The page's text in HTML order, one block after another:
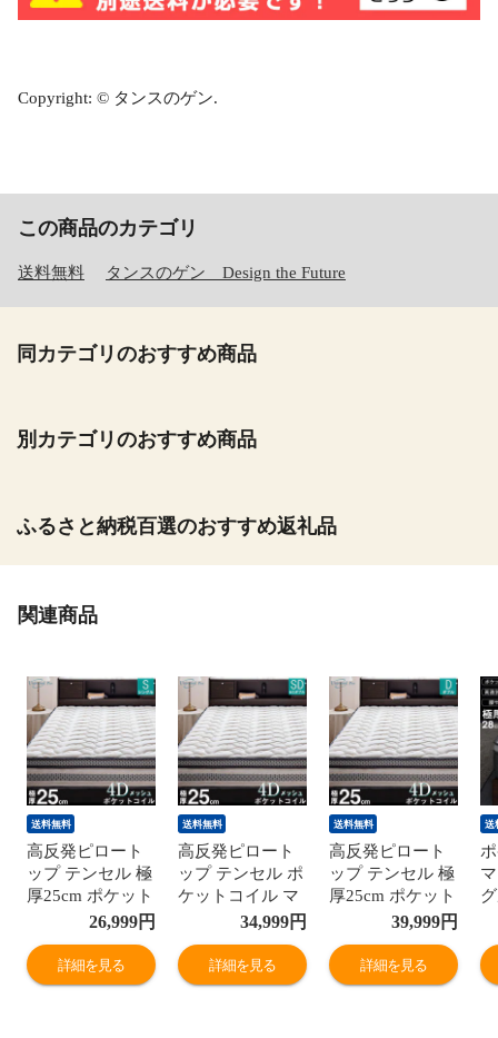
Copyright: © タンスのゲン.
この商品のカテゴリ
送料無料 タンスのゲン Design the Future
同カテゴリのおすすめ商品
別カテゴリのおすすめ商品
ふるさと納税百選のおすすめ返礼品
関連商品
送料無料
高反発ピロート
ップ テンセル 極
厚25cm ポケット
コイル マットレ
ス シングル 超高
密度コイル 通気
性抜群 4Dメッシ
26,999円
詳細を見る
送料無料
高反発ピロート
ップ テンセル ポ
ケットコイル マ
ットレス セミダ
ブル 25cm 超高
密度コイル 通気
性抜群 4Dメッシ
34,999円
詳細を見る
送料無料
高反発ピロート
ップ テンセル 極
厚25cm ポケット
コイル ダブル 超
高密度コイル 通
気性抜群 4Dメッ
シュ 調湿 ポケッ
39,999円
詳細を見る
送